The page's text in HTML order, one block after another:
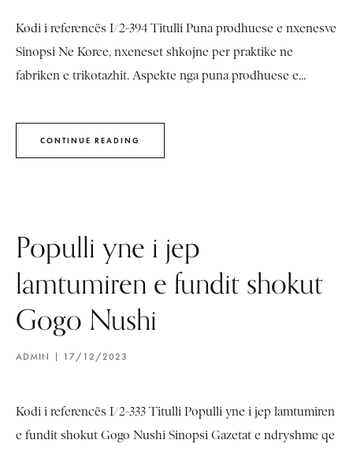
Kodi i referencës I/2-394 Titulli Puna prodhuese e nxenesve
Sinopsi Ne Korce, nxeneset shkojne per praktike ne
fabriken e trikotazhit. Aspekte nga puna prodhuese e...
CONTINUE READING
Populli yne i jep
lamtumiren e fundit shokut
Gogo Nushi
ADMIN 17/12/2023
Kodi i referencës I/2-333 Titulli Populli yne i jep lamtumiren
e fundit shokut Gogo Nushi Sinopsi Gazetat e ndryshme qe